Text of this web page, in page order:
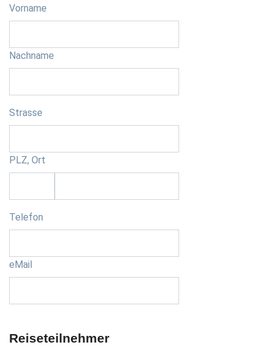
Vorname
Nachname
Strasse
PLZ, Ort
Telefon
eMail
Reiseteilnehmer